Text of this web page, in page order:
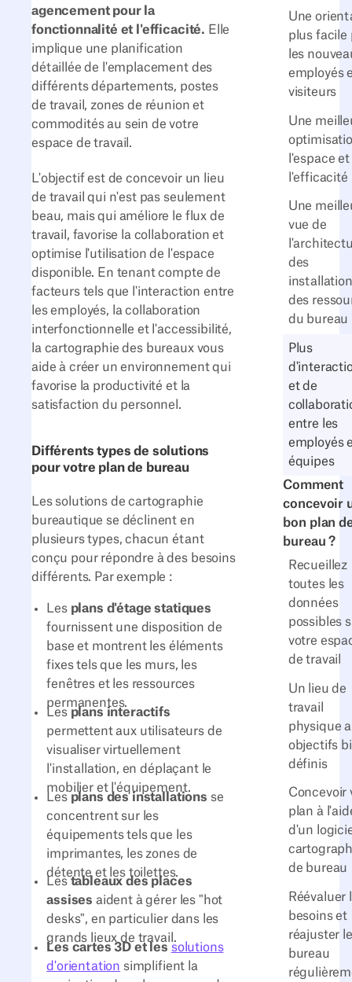
Une
plus facile
les
employés
visiteurs
Une
l'espace
l'efficacité
Une
vue de
des
des
du bureau
Plus
et de
entre les
employés
équipes
Comment
concevoir
bon plan
bureau ?
Recueillez
toutes les
données
possibles
votre
de travail
Un lieu de
travail
physique
objectifs
définis
Concevoir
plan à
d'un
de bureau
Réévaluer
besoins et
réajuster le
bureau
agencement pour la
fonctionnalité et l'efficacité. Elle
implique une planification
détaillée de l'emplacement des
différents départements, postes
de travail, zones de réunion et
commodités au sein de votre
espace de travail.
L'objectif est de concevoir un lieu
de travail qui n'est pas seulement
beau, mais qui améliore le flux de
travail, favorise la collaboration et
optimise l'utilisation de l'espace
disponible. En tenant compte de
facteurs tels que l'interaction entre
les employés, la collaboration
interfonctionnelle et l'accessibilité,
la cartographie des bureaux vous
aide à créer un environnement qui
favorise la productivité et la
satisfaction du personnel.
Différents types de solutions
pour votre plan de bureau
Les solutions de cartographie
bureautique se déclinent en
plusieurs types, chacun étant
conçu pour répondre à des besoins
différents. Par exemple :
Les plans d'étage statiques
fournissent une disposition de
base et montrent les éléments
fixes tels que les murs, les
fenêtres et les ressources
permanentes.
Les plans interactifs
permettent aux utilisateurs de
visualiser virtuellement
l'installation, en déplaçant le
mobilier et l'équipement.
Les plans des installations se
concentrent sur les
équipements tels que les
imprimantes, les zones de
détente et les toilettes.
Lestableaux des places
assises aident à gérer les "hot
desks", en particulier dans les
grands lieux de travail.
Les cartes 3D et les solutions
d'orientation simplifient la